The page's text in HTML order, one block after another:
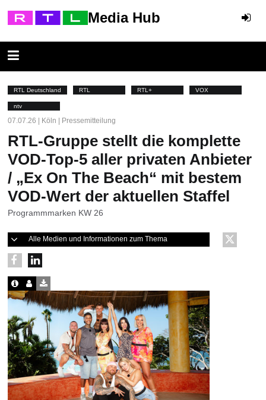
Media Hub
RTL Deutschland RTL RTL+ VOX
ntv
07.07.26 | Köln | Pressemitteilung
RTL-Gruppe stellt die komplette
VOD-Top-5 aller privaten Anbieter
/ „Ex On The Beach“ mit bestem
VOD-Wert der aktuellen Staffel
Programmmarken KW 26
Alle Medien und Informationen zum Thema